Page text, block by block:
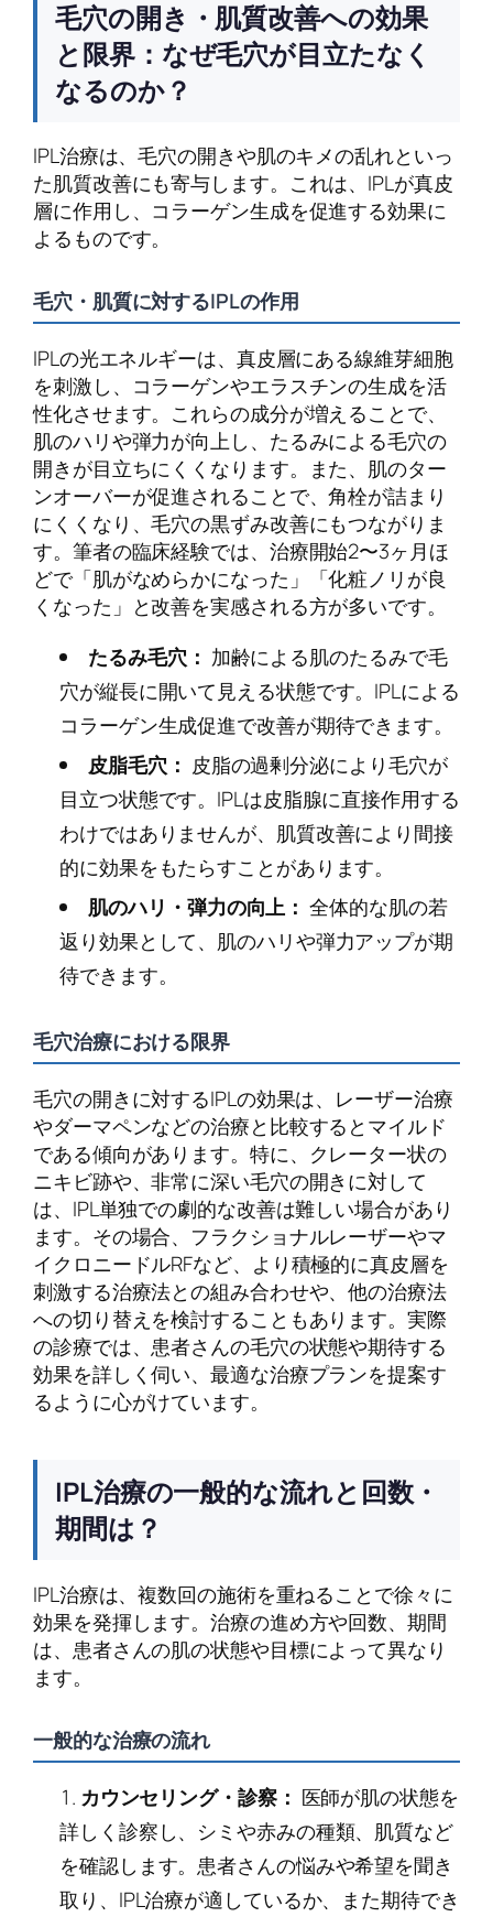
毛穴の開き・肌質改善への効果
と限界：なぜ毛穴が目立たなく
なるのか？
IPL治療は、毛穴の開きや肌のキメの乱れといっ
た肌質改善にも寄与します。これは、IPLが真皮
層に作用し、コラーゲン生成を促進する効果に
よるものです。
毛穴・肌質に対するIPLの作用
IPLの光エネルギーは、真皮層にある線維芽細胞
を刺激し、コラーゲンやエラスチンの生成を活
性化させます。これらの成分が増えることで、
肌のハリや弾力が向上し、たるみによる毛穴の
開きが目立ちにくくなります。また、肌のター
ンオーバーが促進されることで、角栓が詰まり
にくくなり、毛穴の黒ずみ改善にもつながりま
す。筆者の臨床経験では、治療開始2〜3ヶ月ほ
どで「肌がなめらかになった」「化粧ノリが良
くなった」と改善を実感される方が多いです。
たるみ毛穴： 加齢による肌のたるみで毛
穴が縦長に開いて見える状態です。IPLによる
コラーゲン生成促進で改善が期待できます。
皮脂毛穴： 皮脂の過剰分泌により毛穴が
目立つ状態です。IPLは皮脂腺に直接作用する
わけではありませんが、肌質改善により間接
的に効果をもたらすことがあります。
肌のハリ・弾力の向上： 全体的な肌の若
返り効果として、肌のハリや弾力アップが期
待できます。
毛穴治療における限界
毛穴の開きに対するIPLの効果は、レーザー治療
やダーマペンなどの治療と比較するとマイルド
である傾向があります。特に、クレーター状の
ニキビ跡や、非常に深い毛穴の開きに対して
は、IPL単独での劇的な改善は難しい場合があり
ます。その場合、フラクショナルレーザーやマ
イクロニードルRFなど、より積極的に真皮層を
刺激する治療法との組み合わせや、他の治療法
への切り替えを検討することもあります。実際
の診療では、患者さんの毛穴の状態や期待する
効果を詳しく伺い、最適な治療プランを提案す
るように心がけています。
IPL治療の一般的な流れと回数・
期間は？
IPL治療は、複数回の施術を重ねることで徐々に
効果を発揮します。治療の進め方や回数、期間
は、患者さんの肌の状態や目標によって異なり
ます。
一般的な治療の流れ
カウンセリング・診察： 医師が肌の状態を
詳しく診察し、シミや赤みの種類、肌質など
を確認します。患者さんの悩みや希望を聞き
取り、IPL治療が適しているか、また期待でき